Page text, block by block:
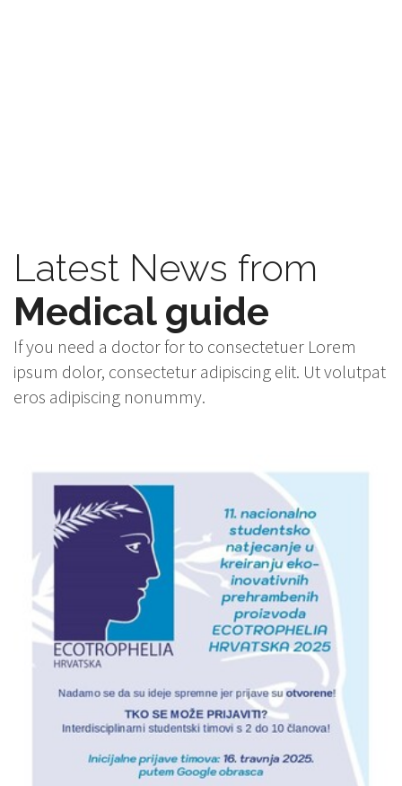
Latest News from
Medical guide
If you need a doctor for to consectetuer Lorem
ipsum dolor, consectetur adipiscing elit. Ut volutpat
eros adipiscing nonummy.